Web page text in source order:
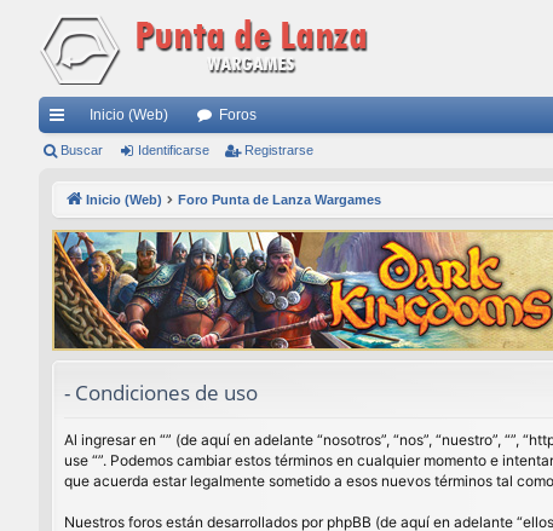
nl
rá
pi
do
Inicio (Web) Foros
Buscar Identificarse Registrarse
Inicio (Web) Foro Punta de Lanza Wargames
- Condiciones de uso
Al ingresar en “” (de aquí en adelante “nosotros”, “nos”, “nuestro”,
use “”. Podemos cambiar estos términos en cualquier momento e
que acuerda estar legalmente sometido a esos nuevos términos tal
Nuestros foros están desarrollados por phpBB (de aquí en adelante